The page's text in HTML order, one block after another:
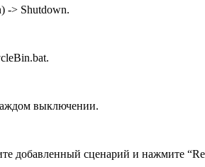
-> Shutdown.
выключении.
добавленный сценарий и нажмите